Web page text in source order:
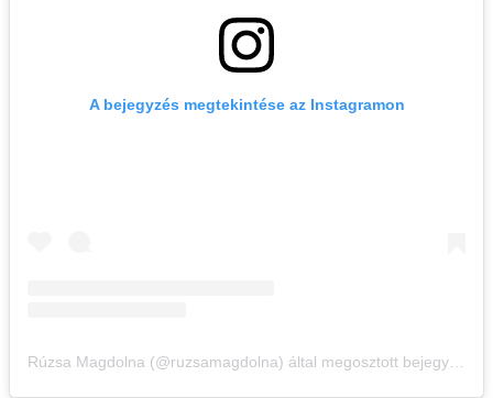
A bejegyzés megtekintése az Instagramon
Rúzsa Magdolna (@ruzsamagdolna) által megosztott bejegyzés